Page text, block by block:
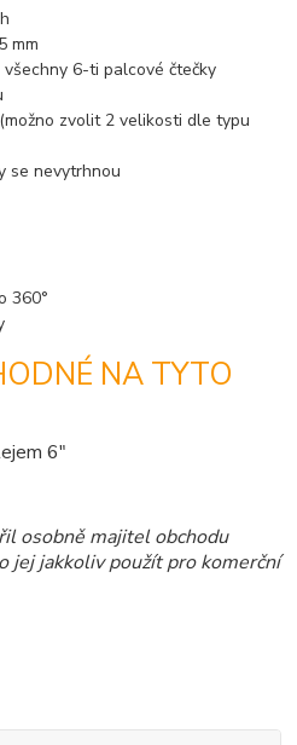
mm
6-ti palcové čtečky
zvolit 2 velikosti dle typu
se nevytrhnou
360°
NA TYTO
6"
osobně majitel obchodu
jej jakkoliv použít pro komerční